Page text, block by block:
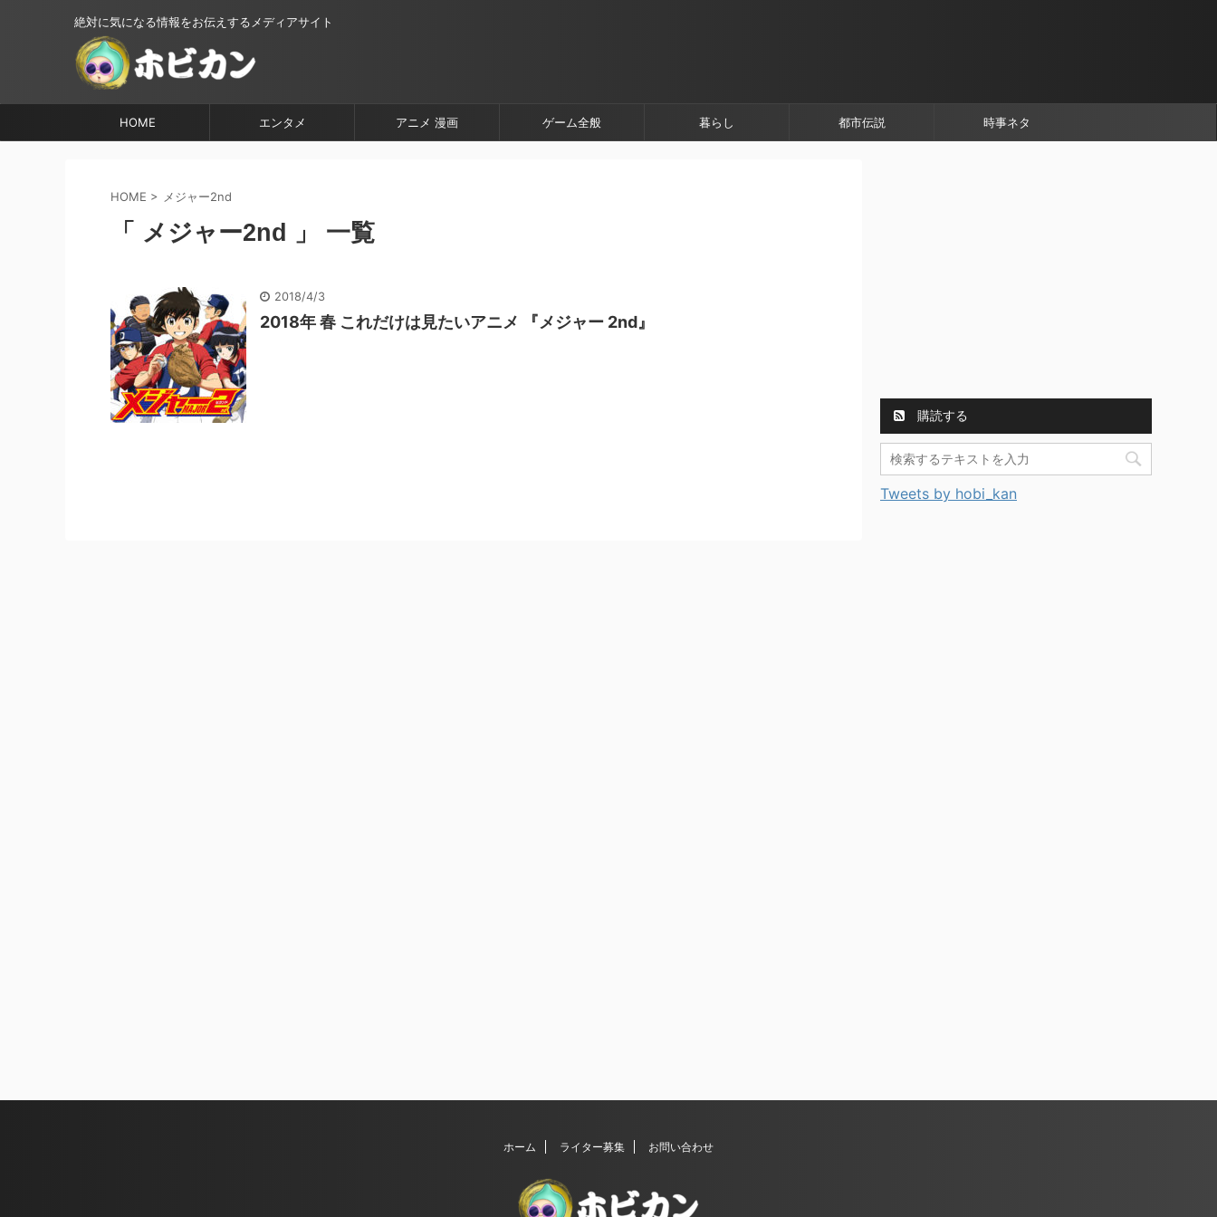
絶対に気になる情報をお伝えするメディアサイト
HOME エンタメ アニメ 漫画 ゲーム全般 暮らし 都市伝説 時事ネタ
HOME > メジャー2nd
「 メジャー2nd 」 一覧
2018/4/3
2018年 春 これだけは見たいアニメ 『メジャー 2nd』
購読する
Tweets by hobi_kan
ホーム ライター募集 お問い合わせ